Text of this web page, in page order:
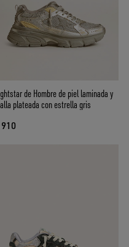
de Hombre de piel laminada y
plateada con estrella gris